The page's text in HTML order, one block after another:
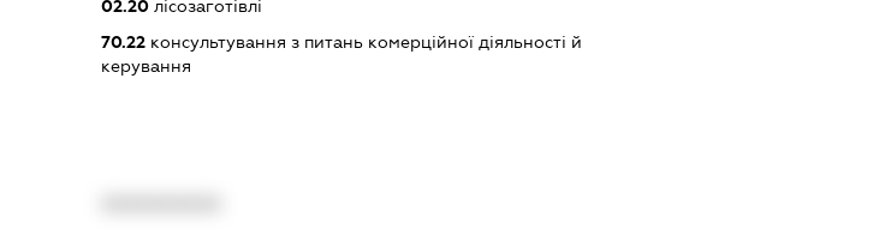
02.20 лісозаготівлі
70.22 консультування з питань комерційної діяльності й
керування